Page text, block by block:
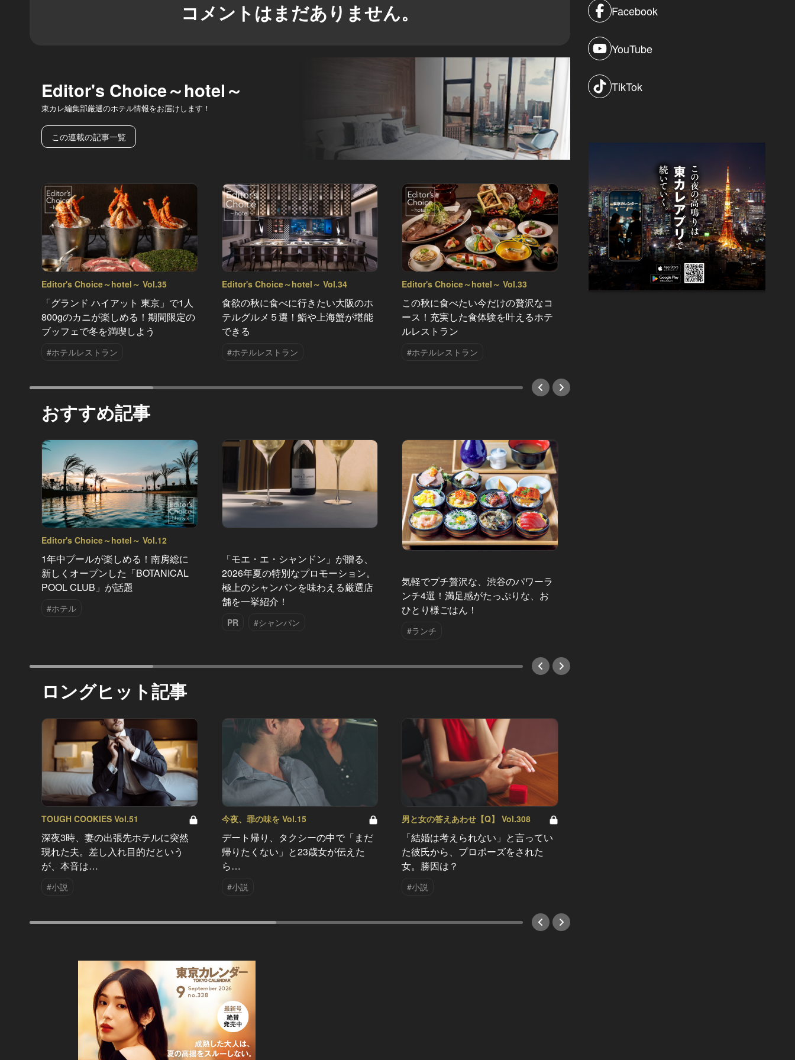
コメントはまだありません。
Editor's Choice～hotel～
東カレ編集部厳選のホテル情報をお届けします！
この連載の記事一覧
Editor's Choice～hotel～ Vol.35
「グランド ハイアット 東京」で1人
800gのカニが楽しめる！期間限定の
ブッフェで冬を満喫しよう
#ホテルレストラン
Editor's Choice～hotel～ Vol.34
食欲の秋に食べに行きたい大阪のホ
テルグルメ５選！鮨や上海蟹が堪能
できる
#ホテルレストラン
Editor's Choice～hotel～ Vol.33
この秋に食べたい今だけの贅沢なコ
ース！充実した食体験を叶えるホテ
ルレストラン
#ホテルレストラン
Editor's Choice～hotel～ Vol.32 Editor's
おすすめ記事
Editor's Choice～hotel～ Vol.12
1年中プールが楽しめる！南房総に
新しくオープンした「BOTANICAL
POOL CLUB」が話題
#ホテル
「モエ・エ・シャンドン」が贈る、
2026年夏の特別なプロモーション。
極上のシャンパンを味わえる厳選店
舗を一挙紹介！
PR #シャンパン
気軽でプチ贅沢な、渋谷のパワーラ
ンチ4選！満足感がたっぷりな、お
ひとり様ごはん！
#ランチ
ロングヒット記事
TOUGH COOKIES Vol.51
深夜3時、妻の出張先ホテルに突然
現れた夫。差し入れ目的だという
が、本音は…
#小説
今夜、罪の味を Vol.15
デート帰り、タクシーの中で「まだ
帰りたくない」と23歳女が伝えた
ら…
#小説
男と女の答えあわせ【Q】 Vol.308
「結婚は考えられない」と言ってい
た彼氏から、プロポーズをされた
女。勝因は？
#小説
Facebook
YouTube
TikTok